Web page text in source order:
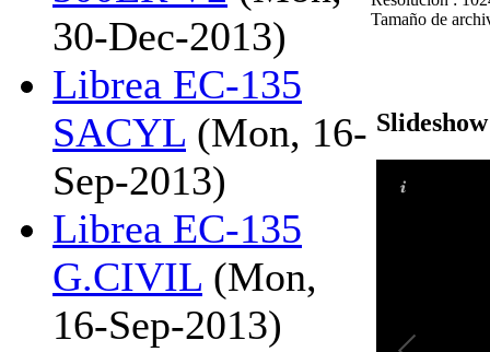
30-Dec-2013)
Librea EC-135
SACYL (Mon, 16-
Sep-2013)
Librea EC-135
G.CIVIL (Mon,
16-Sep-2013)
Tamaño de
Slideshow